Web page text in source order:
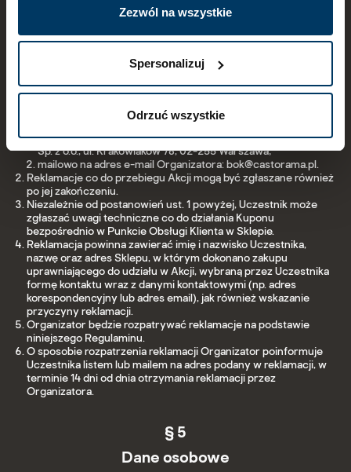
późniejszej edycji preferencji dostępne są w
prywatności.
Zezwól na wszystkie
Spersonalizuj
Odrzuć wszystkie
przedmiotem obrotu.
§ 4
Postępowanie reklamacyjne co do
Reklamacje co do przebiegu Akcji mogą być zgłaszane:
pisemnie listem na adres Organizatora: Castorama Polska
Sp. z o.o., ul. Krakowiaków 78, 02-255 Warszawa;
mailowo na adres e-mail Organizatora: bok@castorama.pl.
Reklamacje co do przebiegu Akcji mogą być zgłaszane również
po jej zakończeniu.
Niezależnie od postanowień ust. 1 powyżej, Uczestnik może
zgłaszać uwagi techniczne co do działania Kuponu
bezpośrednio w Punkcie Obsługi Klienta w Sklepie.
Reklamacja powinna zawierać imię i nazwisko Uczestnika,
nazwę oraz adres Sklepu, w którym dokonano zakupu
uprawniającego do udziału w Akcji, wybraną przez Uczestnika
formę kontaktu wraz z danymi kontaktowymi (np. adres
korespondencyjny lub adres email), jak również wskazanie
przyczyny reklamacji.
Organizator będzie rozpatrywać reklamacje na podstawie
niniejszego Regulaminu.
O sposobie rozpatrzenia reklamacji Organizator poinformuje
Uczestnika listem lub mailem na adres podany w reklamacji, w
terminie 14 dni od dnia otrzymania reklamacji przez
Organizatora.
§ 5
Dane osobowe